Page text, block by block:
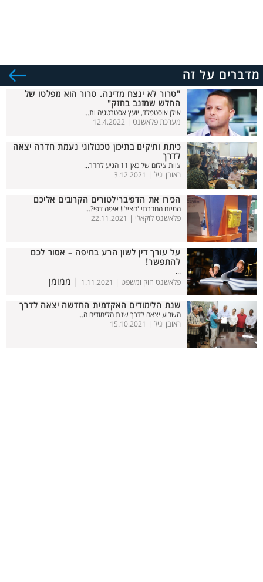
מדברים על זה
"טרור לא ינצח מדינה. טרור הוא מפלטו של
החלש שמזנב בחזק"
אילן אוסטפלד, יועץ אסטרטגיה ות...
מערכת פלאשנט | 12.4.2022
כיתת ותיקים בתיכון טכנולוגי נעמת חדרה יצאה
לדרך
צוות צילום של כאן 11 הגיע לחדר...
ראובן יגיל | 3.12.2021
הכירו את הדפיברילטורים הקרובים אליכם
המיזם החברתי 'הצילו! איפה דפי?...
פלאשנט לוקאלי | 22.11.2021
על עורך דין לשון הרע בחיפה – אסור לכם
להתפשר!
...
פלאשנט חוק ומשפט | 1.11.2021 | ממומן
שנת הלימודים האקדמית החדשה יצאה לדרך
השבוע יצאה לדרך שנת הלימודים ה...
ראובן יגיל | 15.10.2021